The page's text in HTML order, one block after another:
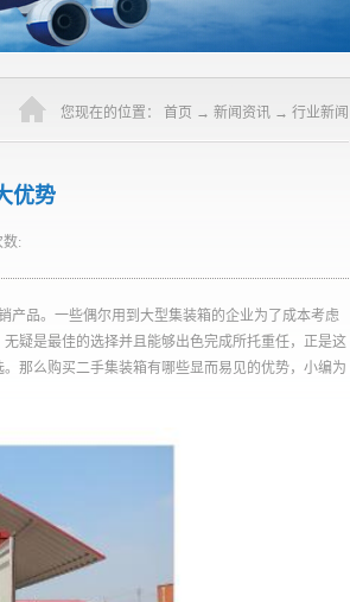
您现在的位置： 首页 → 新闻资讯 → 行业新闻
优势
数:
产品。一些偶尔用到大型集装箱的企业为了成本考虑
疑是最佳的选择并且能够出色完成所托重任，正是这
那么购买二手集装箱有哪些显而易见的优势，小编为